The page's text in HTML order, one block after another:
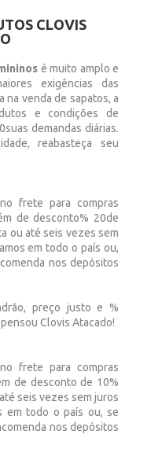
CLOVIS
é muito amplo e
exigências das
na venda de sapatos, a
e condições de
demandas diárias.
reabasteça seu
frete para compras
de desconto% 20de
ou até seis vezes sem
em todo o país ou,
nos depósitos
preço justo e %
Clovis Atacado!
frete para compras
de desconto de 10%
seis vezes sem juros
em todo o país ou, se
nos depósitos